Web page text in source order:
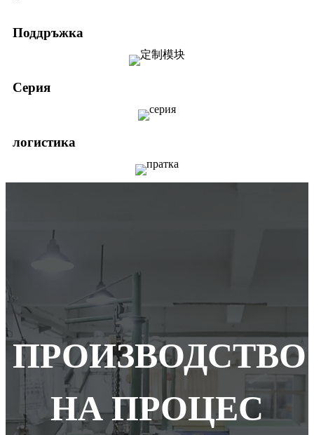
Поддръжка
Серия
логистика
ПРОИЗВОДСТВО
НА ПРОЦЕС